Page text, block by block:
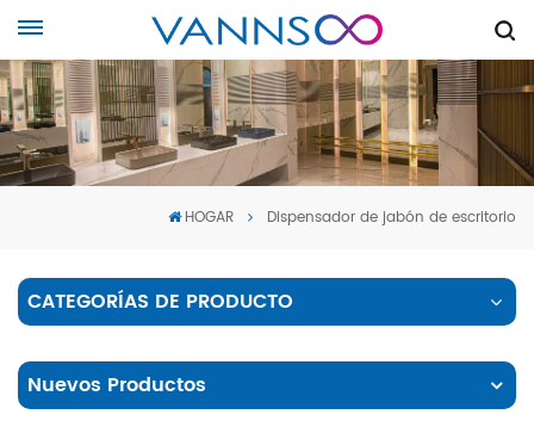
HOGAR Dispensador de jabón de escritorio
CATEGORÍAS DE PRODUCTO
Nuevos Productos